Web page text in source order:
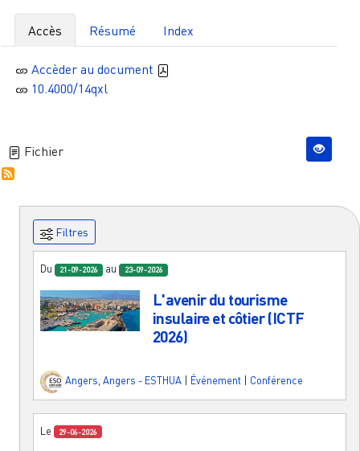
Accès Résumé Index
Accèder au document
10.4000/14qxl
Fichier
Filtres
Du 21-09-2026 au 23-09-2026
L'avenir du tourisme
insulaire et côtier (ICTF
2026)
Angers Angers - ESTHUA Événement Conférence
Le 29-06-2026